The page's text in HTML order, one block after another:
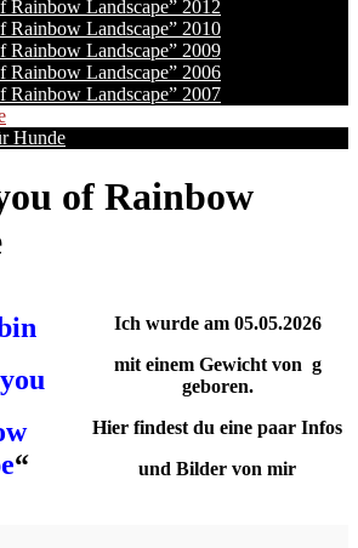
Rainbow Landscape” 2012
Rainbow Landscape” 2010
Rainbow Landscape” 2009
Rainbow Landscape” 2006
Rainbow Landscape” 2007
Hunde
of Rainbow
“
Ich wurde am 05.05.2026
mit einem Gewicht von g
geboren.
Hier findest du eine paar Infos
und Bilder von mir